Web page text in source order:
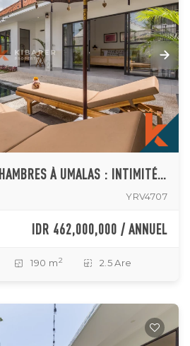
VILLA BOUTIQUE 2 CHAMBRES À UMALAS : INTIMITÉ ET SÉRÉNITÉ ABSOLUES
YRV4707
IDR 462,000,000 / ANNUEL
190 m 2 2.5 Are